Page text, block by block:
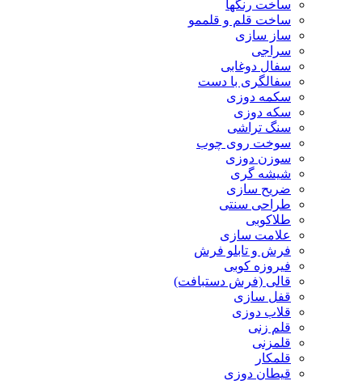
ساخت رنگها
ساخت قلم و قلممو
ساز سازی
سراجی
سفال دوغابی
سفالگری با دست
سکمه دوزی
سکه دوزی
سنگ تراشی
سوخت روی چوب
سوزن دوزی
شیشه گری
ضریح سازی
طراحی سنتی
طلاکوبی
علامت سازی
فرش و تابلو فرش
فیروزه کوبی
قالی (فرش دستبافت)
قفل سازی
قلاب دوزی
قلم زنی
قلمزنی
قلمکار
قیطان دوزی